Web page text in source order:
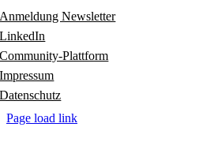
Anmeldung Newsletter
LinkedIn
Community-Plattform
Impressum
Datenschutz
Page load link